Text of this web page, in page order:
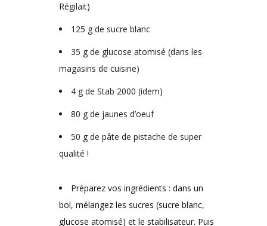
Régilait)
125 g de sucre blanc
35 g de glucose atomisé (dans les
magasins de cuisine)
4 g de Stab 2000 (idem)
80 g de jaunes d’oeuf
50 g de pâte de pistache de super
qualité !
Préparez vos ingrédients : dans un
bol, mélangez les sucres (sucre blanc,
glucose atomisé) et le stabilisateur. Puis